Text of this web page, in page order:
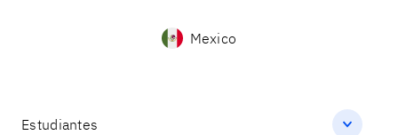
Mexico
Estudiantes